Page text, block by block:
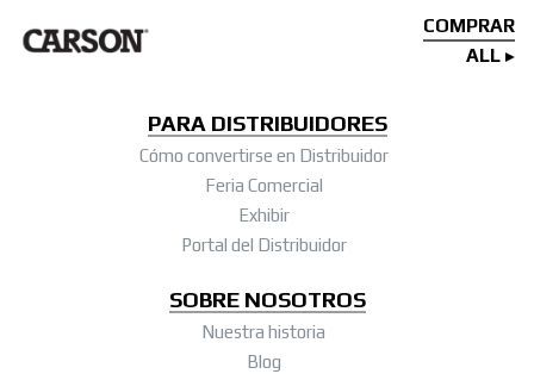
COMPRAR
ALL
PARA DISTRIBUIDORES
Cómo convertirse en Distribuidor
Feria Comercial
Exhibir
Portal del Distribuidor
SOBRE NOSOTROS
Nuestra historia
Blog